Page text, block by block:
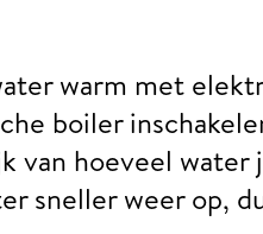
warm met
boiler
van hoeveel
sneller weer op,